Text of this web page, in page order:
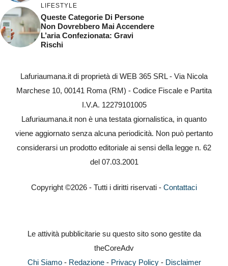
LIFESTYLE
Queste Categorie Di Persone
Non Dovrebbero Mai Accendere
L’aria Confezionata: Gravi
Rischi
Lafuriaumana.it di proprietà di WEB 365 SRL - Via Nicola
Marchese 10, 00141 Roma (RM) - Codice Fiscale e Partita
I.V.A. 12279101005
Lafuriaumana.it non è una testata giornalistica, in quanto
viene aggiornato senza alcuna periodicità. Non può pertanto
considerarsi un prodotto editoriale ai sensi della legge n. 62
del 07.03.2001
Copyright ©2026 - Tutti i diritti riservati - Contattaci
Le attività pubblicitarie su questo sito sono gestite da
theCoreAdv
Chi Siamo- Redazione- Privacy Policy- Disclaimer